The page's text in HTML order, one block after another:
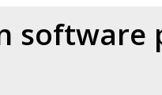
software